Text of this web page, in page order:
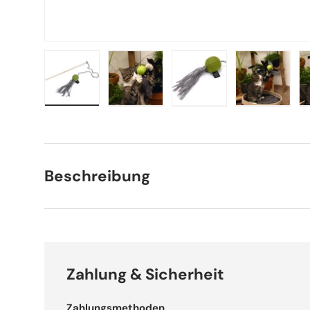
Beschreibung
Zahlung & Sicherheit